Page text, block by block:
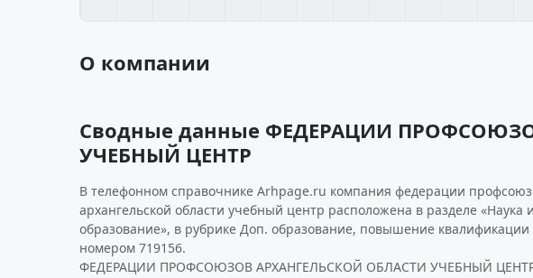
О компании
Сводные данные ФЕДЕРАЦИИ
УЧЕБНЫЙ ЦЕНТР
В телефонном справочнике Arhpage.ru компания федерации
архангельской области учебный центр расположена в разделе «Наука и
образование», в рубрике Доп. образование, повышение квалификации
номером 719156.
ФЕДЕРАЦИИ ПРОФСОЮЗОВ АРХАНГЕЛЬСКОЙ ОБЛАСТИ УЧЕБНЫЙ